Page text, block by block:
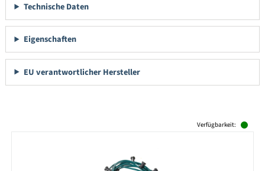
Technische Daten
Eigenschaften
EU verantwortlicher Hersteller
Verfügbarkeit: